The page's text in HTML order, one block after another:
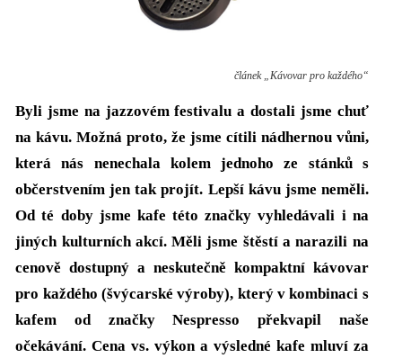
článek „Kávovar pro každého“
Byli jsme na jazzovém festivalu a dostali jsme chuť
na kávu. Možná proto, že jsme cítili nádhernou vůni,
která nás nenechala kolem jednoho ze stánků s
občerstvením jen tak projít. Lepší kávu jsme neměli.
Od té doby jsme kafe této značky vyhledávali i na
jiných kulturních akcí. Měli jsme štěstí a narazili na
cenově dostupný a neskutečně kompaktní kávovar
pro každého (švýcarské výroby), který v kombinaci s
kafem od značky Nespresso překvapil naše
očekávání. Cena vs. výkon a výsledné kafe mluví za